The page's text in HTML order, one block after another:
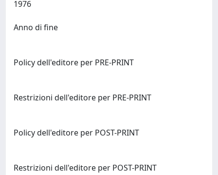
Anno di fine
Policy dell'editore per PRE-PRINT
Restrizioni dell'editore per PRE-PRINT
Policy dell'editore per POST-PRINT
Restrizioni dell'editore per POST-PRINT